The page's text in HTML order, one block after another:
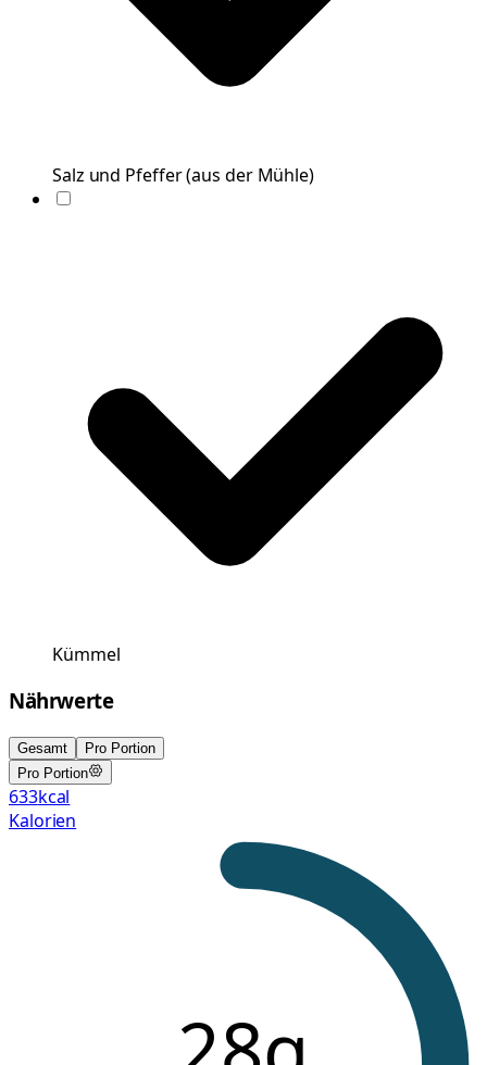
Salz und Pfeffer(aus der Mühle)
Kümmel
Nährwerte
Gesamt
Pro Portion
Pro Portion
633kcal
Kalorien